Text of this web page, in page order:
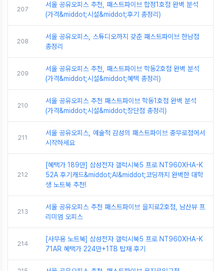
207
서울 공유오피스 추천, 패스트파이브 합정1호점 완벽 분석
(가격&middot;시설&middot;후기 총정리)
208
서울 공유오피스, 스튜디오까지 갖춘 패스트파이브 한남점
총정리
209
서울 공유오피스 추천, 패스트파이브 학동2호점 완벽 분석
(가격&middot;시설&middot;혜택 총정리)
210
서울 공유오피스 추천 패스트파이브 학동1호점 완벽 분석
(가격&middot;시설&middot;장단점 총정리)
211
서울 공유오피스, 예술적 감성의 패스트파이브 충무로점에서
시작하세요
212
[혜택가 189만] 삼성전자 갤럭시북5 프로 NT960XHA-K
52A 후기캐드&middot;AI&middot;코딩까지 완벽한 대학
생 노트북 추천!
213
서울 공유오피스 추천 패스트파이브 을지로2호점, 남산뷰 프
리미엄 오피스
214
[사무용 노트북] 삼성전자 갤럭시북5 프로 NT960XHA-K
71AR 혜택가 224만+1TB 탑재 후기